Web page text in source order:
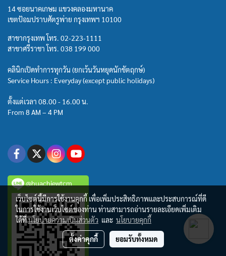
14 ซอยนาคเกษม แขวงคลองมหานาค
เขตป้อมปราบศัตรูพ่าย กรุงเทพฯ 10100
สาขากรุงเทพ โทร. 02-223-1111
สาขาศรีราชา โทร. 038 199 000
คลินิกเปิดทำการทุกวัน (ยกเว้นวันหยุดนักขัตฤกษ์)
Service Hours : Everyday (except public holidays)
ตั้งแต่เวลา 08.00 - 16.00 น.
From 8 AM – 4 PM
@huachiewtcm
เว็บไซต์นี้มีการใช้งานคุกกี้ เพื่อเพิ่มประสิทธิภาพและประสบการณ์ที่ดี
ในการใช้งานเว็บไซต์ของท่าน ท่านสามารถอ่านรายละเอียดเพิ่มเติม
ได้ที่นโยบายความเป็นส่วนตัว และ นโยบายคุกกี้
ตั้งค่าคุกกี้ ยอมรับทั้งหมด